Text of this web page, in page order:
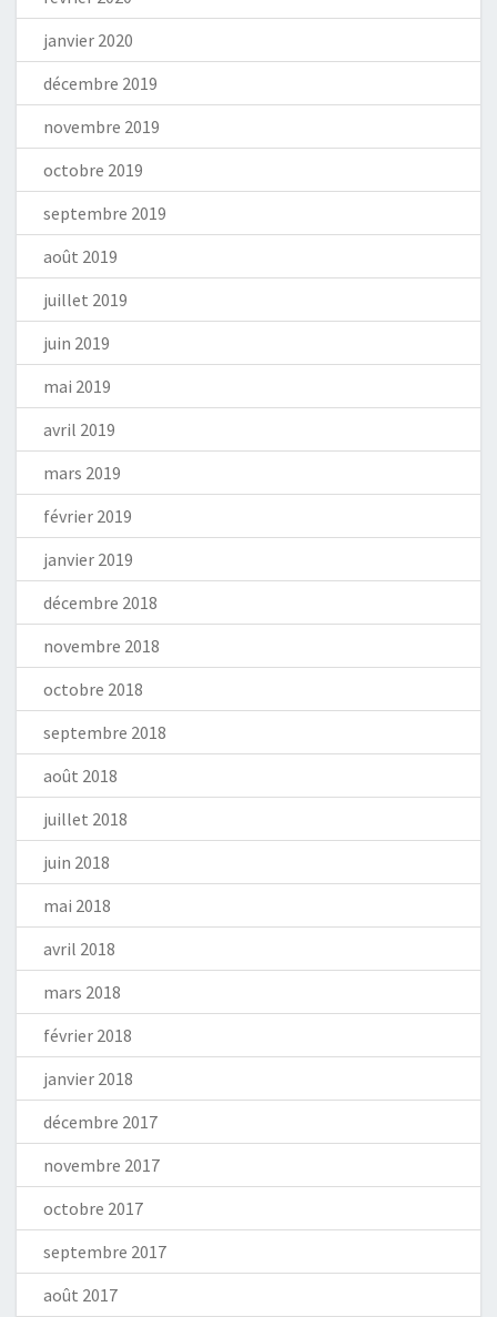
janvier 2020
décembre 2019
novembre 2019
octobre 2019
septembre 2019
août 2019
juillet 2019
juin 2019
mai 2019
avril 2019
mars 2019
février 2019
janvier 2019
décembre 2018
novembre 2018
octobre 2018
septembre 2018
août 2018
juillet 2018
juin 2018
mai 2018
avril 2018
mars 2018
février 2018
janvier 2018
décembre 2017
novembre 2017
octobre 2017
septembre 2017
août 2017